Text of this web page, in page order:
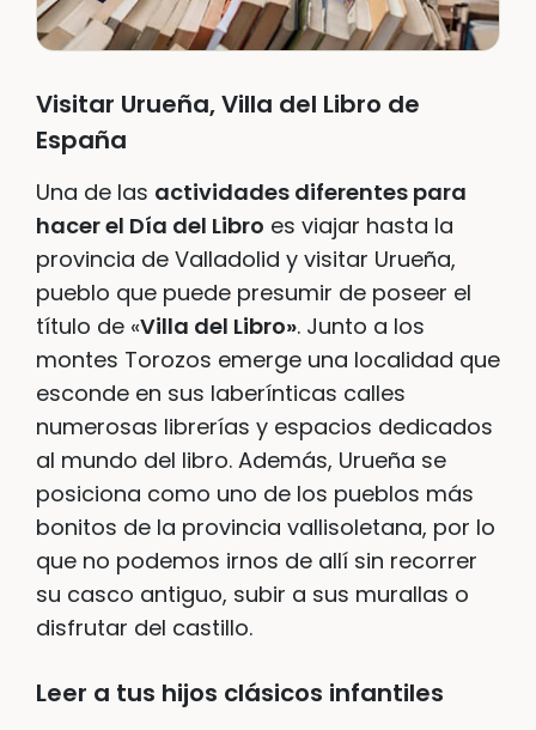
Visitar Urueña, Villa del Libro de
España
Una de las actividades diferentes para
hacer el Día del Libro es viajar hasta la
provincia de Valladolid y visitar Urueña,
pueblo que puede presumir de poseer el
título de «Villa del Libro». Junto a los
montes Torozos emerge una localidad que
esconde en sus laberínticas calles
numerosas librerías y espacios dedicados
al mundo del libro. Además, Urueña se
posiciona como uno de los pueblos más
bonitos de la provincia vallisoletana, por lo
que no podemos irnos de allí sin recorrer
su casco antiguo, subir a sus murallas o
disfrutar del castillo.
Leer a tus hijos clásicos infantiles